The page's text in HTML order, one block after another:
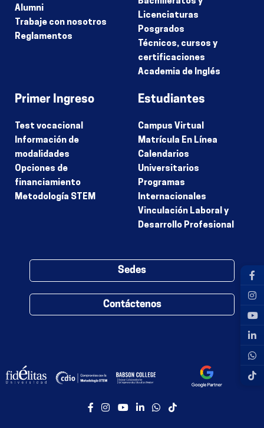
Alumni
Trabaje con nosotros
Reglamentos
Licenciaturas
Posgrados
Técnicos, cursos y
certificaciones
Academia de Inglés
Primer Ingreso
Test vocacional
Información de
modalidades
Opciones de
financiamiento
Metodología STEM
Estudiantes
Campus Virtual
Matrícula En Línea
Calendarios
Universitarios
Programas
Internacionales
Vinculación Laboral y
Desarrollo Profesional
Sedes
Contáctenos